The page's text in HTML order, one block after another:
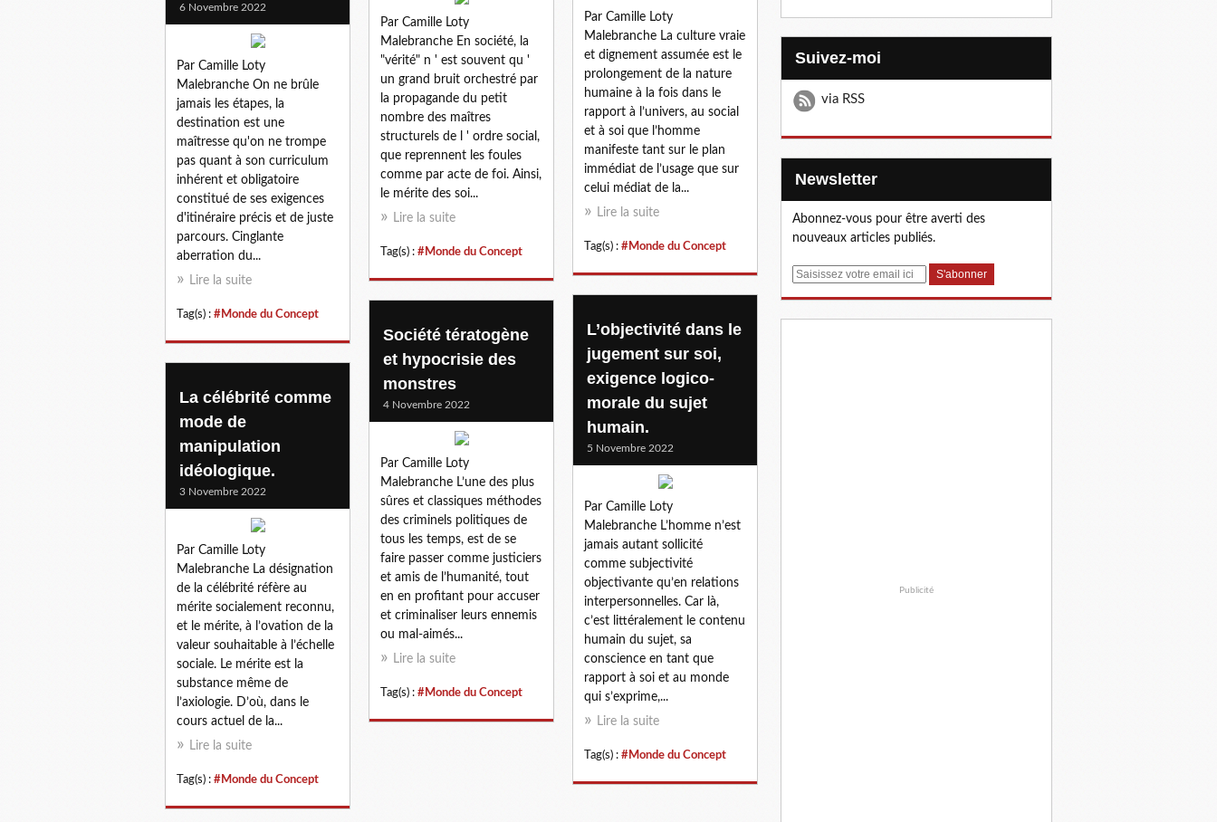
Par Camille Loty
Malebranche La culture vraie
et dignement assumée est le
prolongement de la nature
humaine à la fois dans le
rapport à l’univers, au social
et à soi que l’homme
manifeste tant sur le plan
immédiat de l’usage que sur
celui médiat de la...
Lire la suite
Tag(s) : #Monde du Concept
Par Camille Loty
Malebranche En société, la
"vérité" n ' est souvent qu '
un grand bruit orchestré par
la propagande du petit
nombre des maîtres
structurels de l ' ordre social,
que reprennent les foules
comme par acte de foi. Ainsi,
le mérite des soi...
Lire la suite
Tag(s) : #Monde du Concept
6 Novembre 2022
Par Camille Loty
Malebranche On ne brûle
jamais les étapes, la
destination est une
maîtresse qu'on ne trompe
pas quant à son curriculum
inhérent et obligatoire
constitué de ses exigences
d'itinéraire précis et de juste
parcours. Cinglante
aberration du...
Lire la suite
Tag(s) : #Monde du Concept
L’objectivité dans le
jugement sur soi,
exigence logico-
morale du sujet
humain.
5 Novembre 2022
Par Camille Loty
Malebranche L’homme n’est
jamais autant sollicité
comme subjectivité
objectivante qu’en relations
interpersonnelles. Car là,
c’est littéralement le contenu
humain du sujet, sa
conscience en tant que
rapport à soi et au monde
qui s’exprime,...
Lire la suite
Tag(s) : #Monde du Concept
Société tératogène
et hypocrisie des
monstres
4 Novembre 2022
Par Camille Loty
Malebranche L’une des plus
sûres et classiques méthodes
des criminels politiques de
tous les temps, est de se
faire passer comme justiciers
et amis de l’humanité, tout
en en profitant pour accuser
et criminaliser leurs ennemis
ou mal-aimés...
Lire la suite
Tag(s) : #Monde du Concept
La célébrité comme
mode de
manipulation
idéologique.
3 Novembre 2022
Par Camille Loty
Malebranche La désignation
de la célébrité réfère au
mérite socialement reconnu,
et le mérite, à l’ovation de la
valeur souhaitable à l’échelle
sociale. Le mérite est la
substance même de
l’axiologie. D’où, dans le
cours actuel de la...
Lire la suite
Tag(s) : #Monde du Concept
Suivez-moi
via RSS
Newsletter
Abonnez-vous pour être averti des
nouveaux articles publiés.
E
Publicité